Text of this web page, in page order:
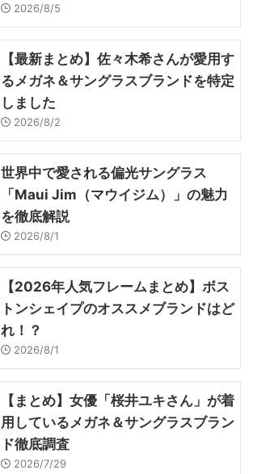
2026/8/5
【最新まとめ】佐々木希さんが愛用す
るメガネ＆サングラスブランドを特定
しました
2026/8/2
世界中で愛される偏光サングラス
「Maui Jim（マウイジム）」の魅力
を徹底解説
2026/8/1
【2026年人気フレームまとめ】ボス
トンシェイプのオススメブランドはど
れ！？
2026/8/1
【まとめ】女優「桜井ユキさん」が着
用しているメガネ＆サングラスブラン
ド徹底調査
2026/7/29